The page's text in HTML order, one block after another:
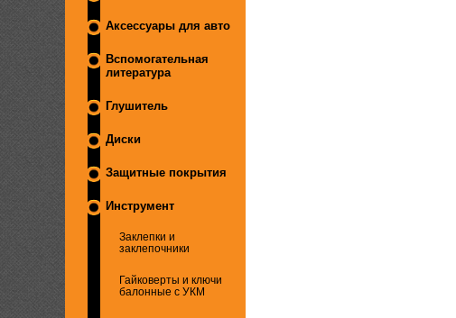
Аксессуары для авто
Вспомогательная
литература
Глушитель
Диски
Защитные покрытия
Инструмент
Заклепки и
заклепочники
Гайковерты и ключи
балонные с УКМ